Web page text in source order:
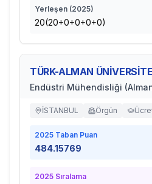
Yerleşen (2025)
20(20+0+0+0+0)
TÜRK-ALMAN
Endüstri Mühendisliği
İSTANBUL Örgün
2025 Taban Puan
484.15769
2025 Sıralama